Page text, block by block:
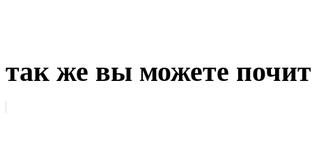
так же вы можете